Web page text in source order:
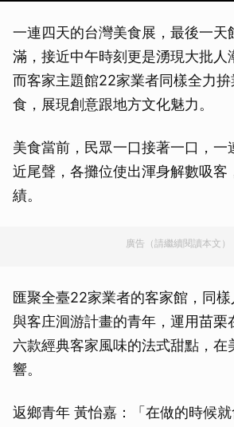
一連四天的台灣美食展，最後一天
滿，接近中午時刻更是湧現大批人
而客家主題館22家業者同樣全力
食，展現創意跟地方文化魅力。
美食當前，民眾一口接著一口，一
近尾聲，各攤位使出渾身解數吸客
績。
廣告（請繼續閱讀本文）
匯聚全臺22家業者的客家館，同
與客庄洄游計畫的青年，運用苗栗
六款經典客家風味的法式甜點，在
響。
返鄉青年 黃怡嘉：「在做的時候